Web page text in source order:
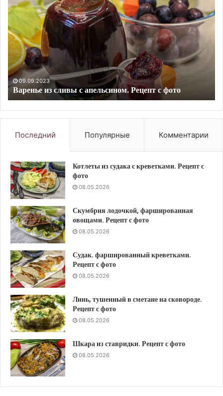
с
копченостями.
Рецепт
с
фото
10.09.2023
Фасоль с копченостями. Рецепт с фото
со
Последний Популярные Комментарии
Котлеты из судака с креветками. Рецепт с
фото
08.05.2026
Скумбрия лодочкой, фаршированная
овощами. Рецепт с фото
08.05.2026
Судак. фаршированный креветками.
Рецепт с фото
08.05.2026
Линь, тушенный в сметане на сковороде.
Рецепт с фото
08.05.2026
Шкара из ставридки. Рецепт с фото
08.05.2026